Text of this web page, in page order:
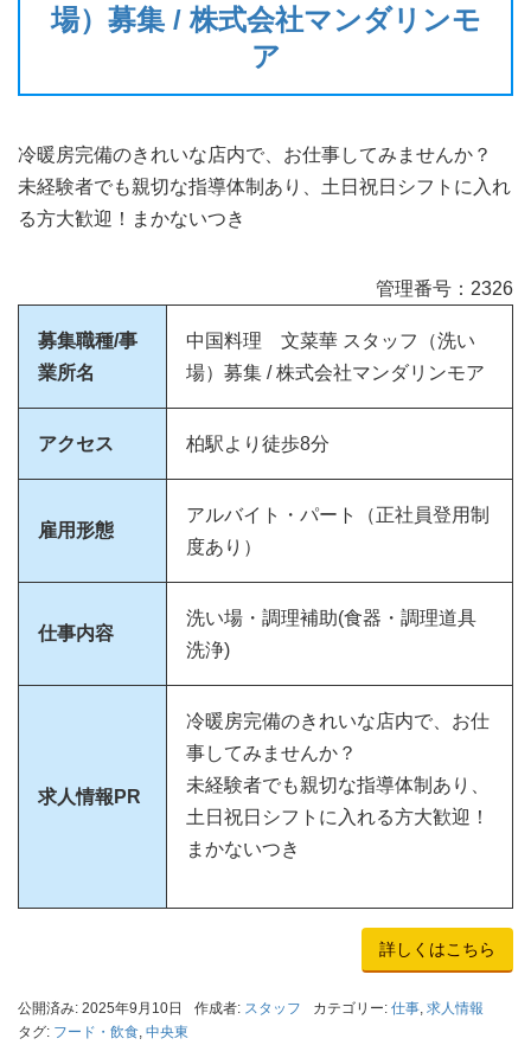
場）募集 / 株式会社マンダリンモ
ア
冷暖房完備のきれいな店内で、お仕事してみませんか？
未経験者でも親切な指導体制あり、土日祝日シフトに入れ
る方大歓迎！まかないつき
管理番号：2326
募集職種/事
業所名
中国料理 文菜華 スタッフ（洗い
場）募集 / 株式会社マンダリンモア
アクセス 柏駅より徒歩8分
雇用形態
アルバイト・パート（正社員登用制
度あり）
仕事内容
洗い場・調理補助(食器・調理道具
洗浄)
求人情報PR
冷暖房完備のきれいな店内で、お仕
事してみませんか？
未経験者でも親切な指導体制あり、
土日祝日シフトに入れる方大歓迎！
まかないつき
詳しくはこちら
公開済み: 2025年9月10日 作成者: スタッフ カテゴリー: 仕事, 求人情報
タグ: フード・飲食, 中央東